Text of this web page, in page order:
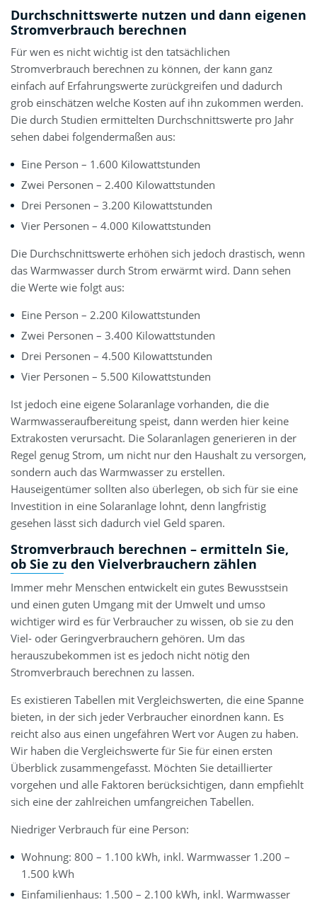
Durchschnittswerte nutzen und dann eigenen
Stromverbrauch berechnen
Für wen es nicht wichtig ist den tatsächlichen
Stromverbrauch berechnen zu können, der kann ganz
einfach auf Erfahrungswerte zurückgreifen und dadurch
grob einschätzen welche Kosten auf ihn zukommen werden.
Die durch Studien ermittelten Durchschnittswerte pro Jahr
sehen dabei folgendermaßen aus:
Eine Person – 1.600 Kilowattstunden
Zwei Personen – 2.400 Kilowattstunden
Drei Personen – 3.200 Kilowattstunden
Vier Personen – 4.000 Kilowattstunden
Die Durchschnittswerte erhöhen sich jedoch drastisch, wenn
das Warmwasser durch Strom erwärmt wird. Dann sehen
die Werte wie folgt aus:
Eine Person – 2.200 Kilowattstunden
Zwei Personen – 3.400 Kilowattstunden
Drei Personen – 4.500 Kilowattstunden
Vier Personen – 5.500 Kilowattstunden
Ist jedoch eine eigene Solaranlage vorhanden, die die
Warmwasseraufbereitung speist, dann werden hier keine
Extrakosten verursacht. Die Solaranlagen generieren in der
Regel genug Strom, um nicht nur den Haushalt zu versorgen,
sondern auch das Warmwasser zu erstellen.
Hauseigentümer sollten also überlegen, ob sich für sie eine
Investition in eine Solaranlage lohnt, denn langfristig
gesehen lässt sich dadurch viel Geld sparen.
Stromverbrauch berechnen – ermitteln Sie,
ob Sie zu den Vielverbrauchern zählen
Immer mehr Menschen entwickelt ein gutes Bewusstsein
und einen guten Umgang mit der Umwelt und umso
wichtiger wird es für Verbraucher zu wissen, ob sie zu den
Viel- oder Geringverbrauchern gehören. Um das
herauszubekommen ist es jedoch nicht nötig den
Stromverbrauch berechnen zu lassen.
Es existieren Tabellen mit Vergleichswerten, die eine Spanne
bieten, in der sich jeder Verbraucher einordnen kann. Es
reicht also aus einen ungefähren Wert vor Augen zu haben.
Wir haben die Vergleichswerte für Sie für einen ersten
Überblick zusammengefasst. Möchten Sie detaillierter
vorgehen und alle Faktoren berücksichtigen, dann empfiehlt
sich eine der zahlreichen umfangreichen Tabellen.
Niedriger Verbrauch für eine Person:
Wohnung: 800 – 1.100 kWh, inkl. Warmwasser 1.200 –
1.500 kWh
Einfamilienhaus: 1.500 – 2.100 kWh, inkl. Warmwasser